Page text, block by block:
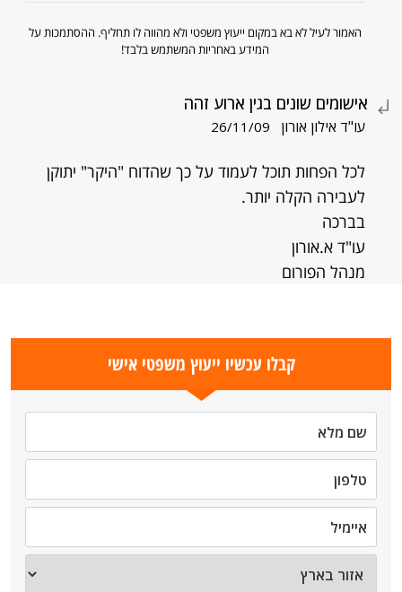
האמור לעיל לא בא במקום ייעוץ משפטי ולא מהווה לו תחליף. ההסתמכות על
המידע באחריות המשתמש בלבד!
אישומים שונים בגין ארוע זהה
עו"ד אילון אורון 26/11/09
לכל הפחות תוכל לעמוד על כך שהדוח "היקר" יתוקן
לעבירה הקלה יותר.
בברכה
עו"ד א.אורון
מנהל הפורום
קבלו עכשיו ייעוץ משפטי אישי